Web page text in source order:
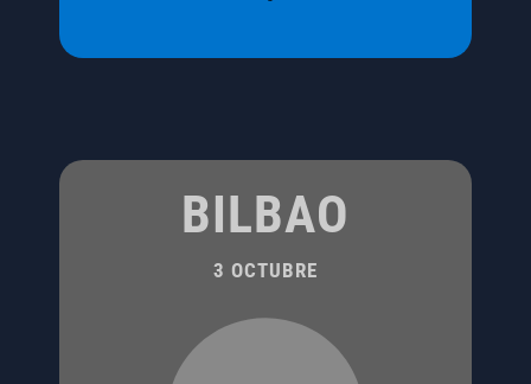
BILBAO
3 OCTUBRE